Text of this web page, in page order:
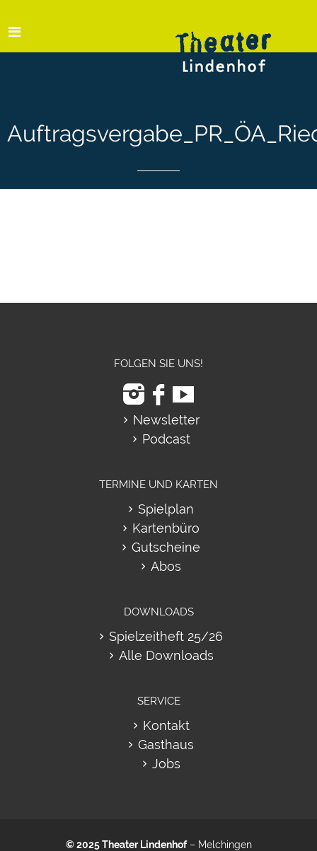
FOLGEN SIE UNS!
Newsletter
Podcast
TERMINE UND KARTEN
Spielplan
Kartenbüro
Gutscheine
Abos
DOWNLOADS
Spielzeitheft 25/26
Alle Downloads
SERVICE
Kontakt
Gasthaus
Jobs
© 2025Theater Lindenhof– Melchingen